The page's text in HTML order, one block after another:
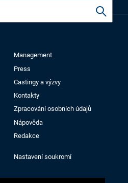
Management
Press
Castingy a výzvy
Kontakty
Zpracování osobních údajů
Nápověda
Redakce
Nastavení soukromí